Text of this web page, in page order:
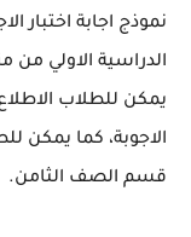
نموذج اجابة اختبار
يمكن للطلاب
الاجوبة، كما يمكن
قسم الصف الثامن.